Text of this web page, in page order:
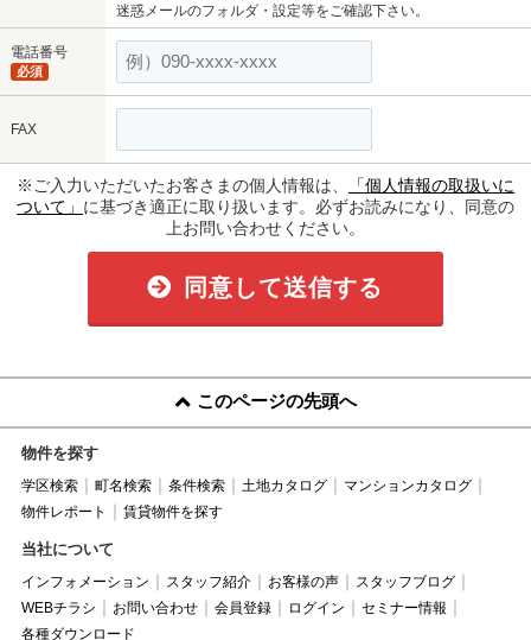
迷惑メールのフォルダ・設定等をご確認下さい。
電話番号
必須
FAX
※ご入力いただいたお客さまの個人情報は、
「個人情報の取扱いに
ついて」 に基づき適正に取り扱います。必ずお読みになり、同意の
上お問い合わせください。
同意して送信する
このページの先頭へ
物件を探す
学区検索 町名検索 条件検索 土地カタログ
マンションカタログ
物件レポート
賃貸物件を探す
当社について
インフォメーション スタッフ紹介 お客様の声
スタッフブログ
WEBチラシ
お問い合わせ 会員登録 ログイン
セミナー情報
各種ダウンロード